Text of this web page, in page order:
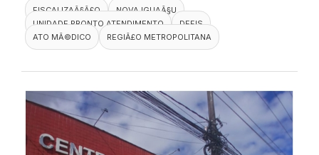
FISCALIZAÃ§Ã£O
NOVA IGUAÃ§U
UNIDADE PRONTO ATENDIMENTO
DEFIS
ATO MÃ©DICO
REGIÃ£O METROPOLITANA